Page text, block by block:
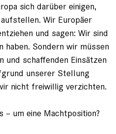
sich darüber einigen,
Wir Europäer
und sagen: Wir sind
haben. Sondern wir müssen
und schaffenden Einsätzen
unserer Stellung
nicht freiwillig verzichten.
– um eine Machtposition?